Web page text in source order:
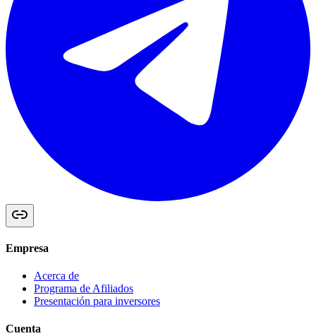
Empresa
Acerca de
Programa de Afiliados
Presentación para inversores
Cuenta